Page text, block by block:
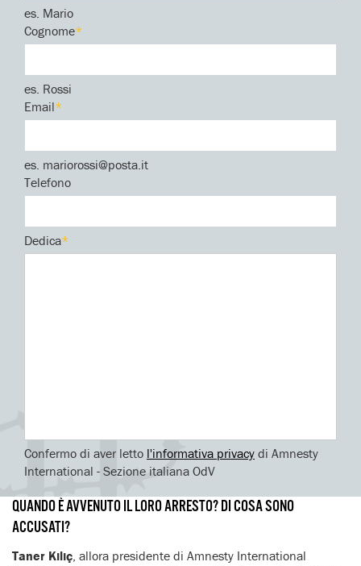
es. Mario
Cognome*
es. Rossi
Email*
es. mariorossi@posta.it
Telefono
Dedica*
Confermo di aver letto l'informativa privacy di Amnesty
International - Sezione italiana OdV
QUANDO È AVVENUTO IL LORO ARRESTO? DI COSA SONO
ACCUSATI?
Taner Kılıç, allora presidente di Amnesty International